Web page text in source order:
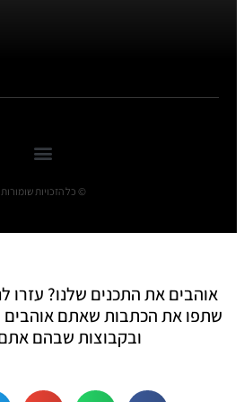
© כל הזכויות שומורות
אוהבים את התכנים שלנו? עזרו
שתפו את הכתבות שאתם אוהבים
ובקבוצות שבהם אתם